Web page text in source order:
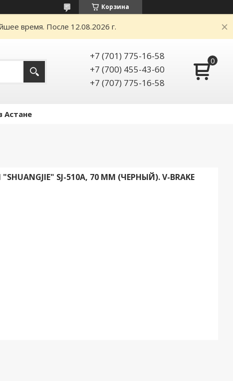
Корзина
время. После 12.08.2026 г.
+7 (701) 775-16-58
+7 (700) 455-43-60
+7 (707) 775-16-58
Астане
SJ-510A, 70 ММ (ЧЕРНЫЙ). V-BRAKE